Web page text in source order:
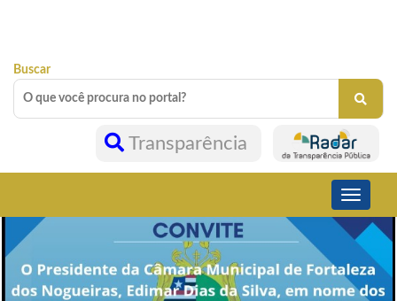
Buscar
Transparência
Toggle